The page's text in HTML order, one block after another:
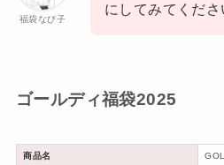
福袋なび子
にしてみてくだ
ゴールディ福袋2025
商品名